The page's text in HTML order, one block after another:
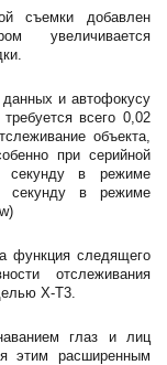
съемки добавлен
увеличивается
данных и автофокусу
всего 0,02
объекта,
при серийной
в режиме
секунду в режиме
функция следящего
отслеживания
X-T3.
глаз и лиц
этим расширенным